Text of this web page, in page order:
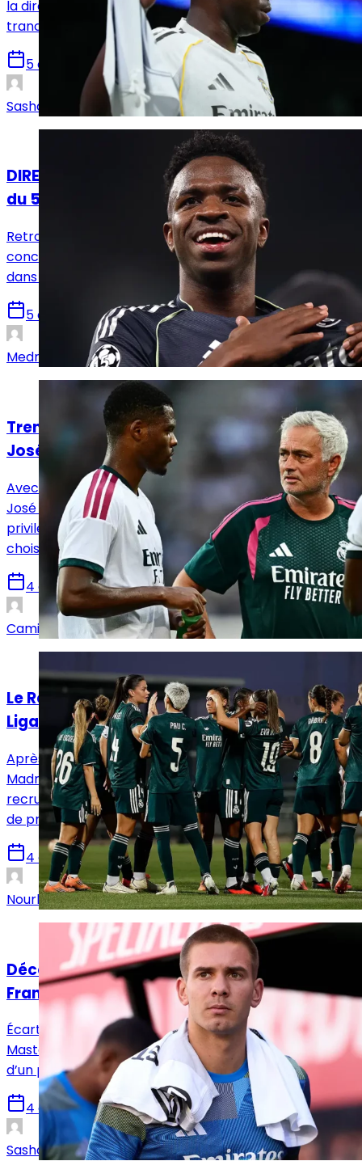
la direction madrilène est prévue ce mercredi pour
trancher son avenir.
5 août 2026
Sasha Laquitaine
DIRECT. Suivez le live mercato Real Madrid
du 5 août !
Retrouvez toutes les informations du 5 août
concernant le mercato du Real Madrid, que ce soit
dans le sens des départs ou des arrivées.
5 août 2026
Medric Bouzermane
Trent ou Dumfries : le choix de luxe pour
José Mourinho
Avec deux latéraux de classe mondiale à sa disposition,
José Mourinho peut s’estimer particulièrement
privilégié mais va également se tirer les cheveux pour
choisir son titulaire.
4 août 2026
Camille Santos
Le Real Madrid Femenino à l’assaut de la
Liga F
Après plusieurs semaines de mouvements, le Real
Madrid Femenino semble avoir déjà bouclé son
recrutement avant de démarrer une saison remplie
de promesses.
4 août 2026
Nourhane Haroui
Mercato
Décollage imminent pour Florence pour
Franco Mastantuono
Écarté du groupe pour le déplacement en Autriche,
Mastantuono se rapproche chaque jour un peu plus
d’un prêt. La Fiorentina tient la corde pour l’accueillir.
4 août 2026
Sasha Laquitaine